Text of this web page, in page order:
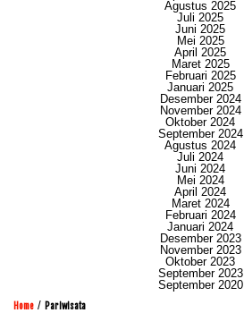
Agustus 2025
Juli 2025
Juni 2025
Mei 2025
April 2025
Maret 2025
Februari 2025
Januari 2025
Desember 2024
November 2024
Oktober 2024
September 2024
Agustus 2024
Juli 2024
Juni 2024
Mei 2024
April 2024
Maret 2024
Februari 2024
Januari 2024
Desember 2023
November 2023
Oktober 2023
September 2023
September 2020
Home / Pariwisata